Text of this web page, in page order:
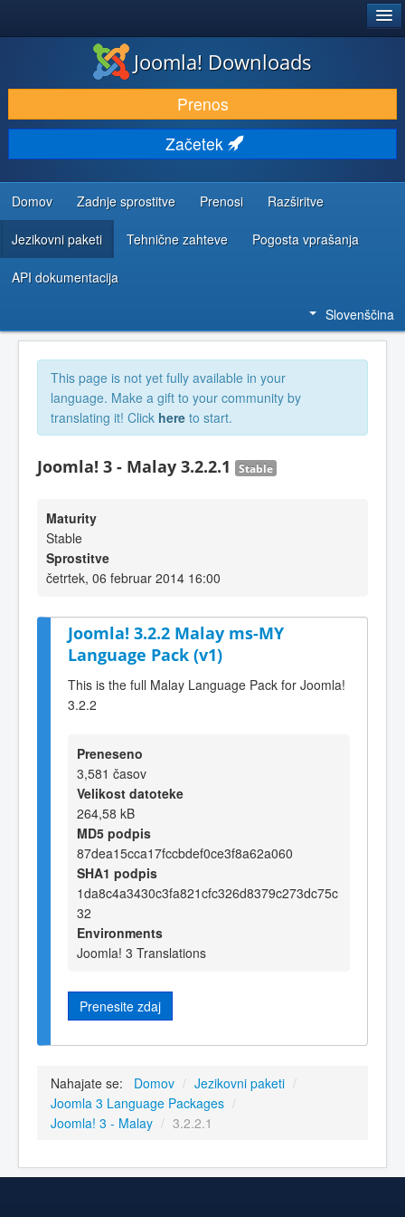
PRENESI IN RAZŠIRI
ODKRIJTE & IZVEJTE
SKUPNOST IN PODPORA
VIRI ZA RAZVIJALCE
Joomla! Downloads
Prenos
Začetek
Domov Zadnje sprostitve Prenosi Razširitve
Jezikovni paketi Tehnične zahteve Pogosta vprašanja
API dokumentacija
Slovenščina
This page is not yet fully available in your
language. Make a gift to your community by
translating it! Click here to start.
Joomla! 3 - Malay 3.2.2.1 Stable
Maturity
Stable
Sprostitve
četrtek, 06 februar 2014 16:00
Joomla! 3.2.2 Malay ms-MY
Language Pack (v1)
This is the full Malay Language Pack for Joomla!
3.2.2
Preneseno
3,581 časov
Velikost datoteke
264,58 kB
MD5 podpis
87dea15cca17fccbdef0ce3f8a62a060
SHA1 podpis
1da8c4a3430c3fa821cfc326d8379c273dc75c
32
Environments
Joomla! 3 Translations
Prenesite zdaj
Nahajate se: Domov / Jezikovni paketi /
Joomla 3 Language Packages /
Joomla! 3 - Malay / 3.2.2.1